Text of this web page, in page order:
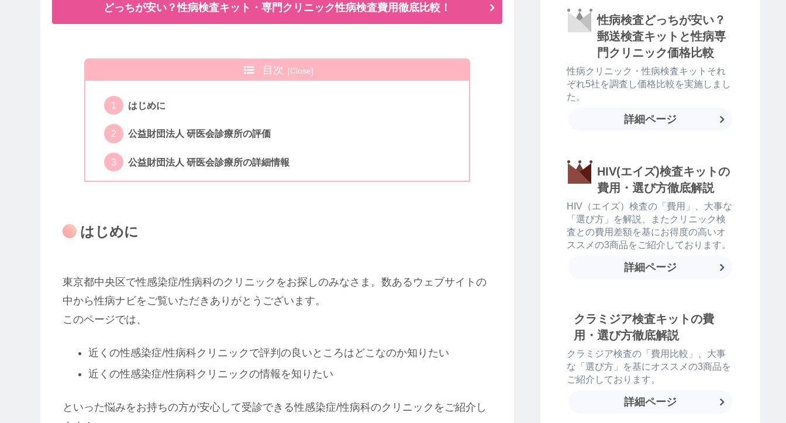
どっちが安い？性病検査キット・専門クリニック性病検査費用徹底比較！
目次
はじめに
公益財団法人 研医会診療所の評価
公益財団法人 研医会診療所の詳細情報
はじめに
東京都中央区で性感染症/性病科のクリニックをお探しのみなさま。数あるウェブサイトの
中から性病ナビをご覧いただきありがとうございます。
このページでは、
近くの性感染症/性病科クリニックで評判の良いところはどこなのか知りたい
近くの性感染症/性病科クリニックの情報を知りたい
といった悩みをお持ちの方が安心して受診できる性感染症/性病科のクリニックをご紹介し
性病検査どっちが安い？
郵送検査キットと性病専
門クリニック価格比較
性病クリニック・性病検査キットそれ
ぞれ5社を調査し価格比較を実施しまし
た。
詳細ページ
HIV(エイズ)検査キットの
費用・選び方徹底解説
HIV（エイズ）検査の「費用」、大事な
「選び方」を解説、またクリニック検
査との費用差額を基にお得度の高いオ
ススメの3商品をご紹介しております。
詳細ページ
クラミジア検査キットの費
用・選び方徹底解説
クラミジア検査の「費用比較」、大事
な「選び方」を基にオススメの3商品を
ご紹介しております。
詳細ページ